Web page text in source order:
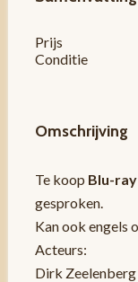
Prijs
Conditie
Omschrijving
Te koop Blu-
gesproken.
Kan ook engels
Acteurs:
Dirk Zeelenberg